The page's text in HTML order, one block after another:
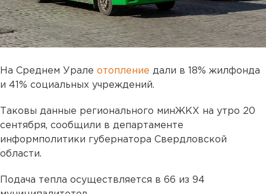
На Среднем Урале отопление дали в 18% жилфонда
и 41% социальных учреждений.
Таковы данные регионального минЖКХ на утро 20
сентября, сообщили в департаменте
информполитики губернатора Свердловской
области.
Подача тепла осуществляется в 66 из 94